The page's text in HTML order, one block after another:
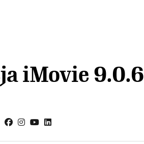
iMovie 9.0.6